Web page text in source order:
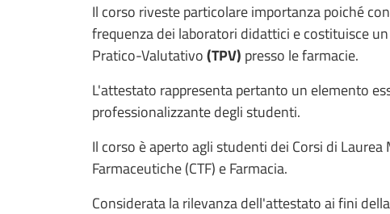
Il corso riveste particolare importanza poiché
frequenza dei laboratori didattici e costituisce
Pratico-Valutativo(TPV) presso le farmacie.
L'attestato rappresenta pertanto un elemento
professionalizzante degli studenti.
Il corso è aperto agli studenti dei Corsi di
Farmaceutiche (CTF) e Farmacia.
Considerata la rilevanza dell'attestato ai fini